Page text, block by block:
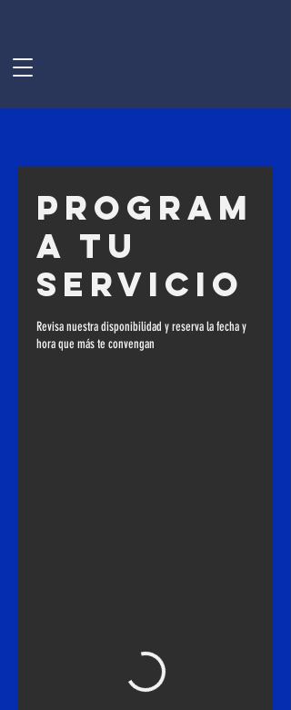
Program
a tu
servicio
Revisa nuestra disponibilidad y reserva la fecha y
hora que más te convengan